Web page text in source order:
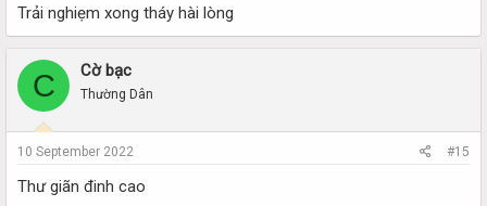
Trải nghiẹm xong tháy hài lòng
C Cờ bạc
Thường Dân
10 September 2022 #15
Thư giãn đinh cao